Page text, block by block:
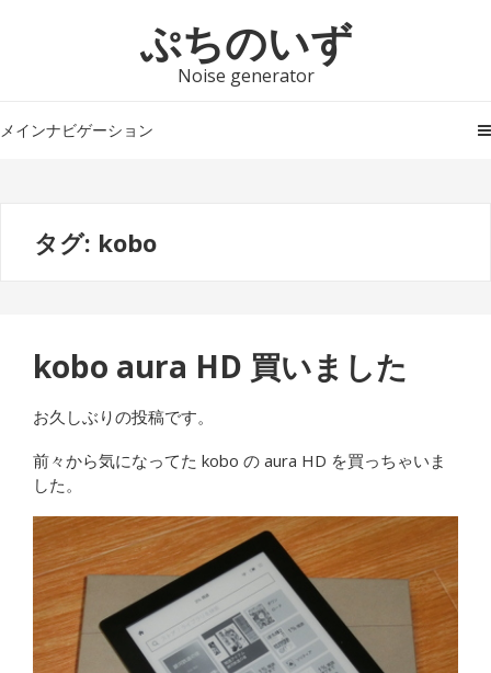
シ
ツ
ぷちのいず
Noise generator
メインナビゲーション
タグ: kobo
kobo aura HD 買いました
お久しぶりの投稿です。
前々から気になってた kobo の aura HD を買っちゃいま
した。